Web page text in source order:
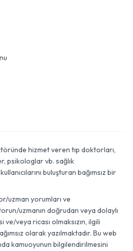
hizmet veren tıp doktorları,
psikologlar vb. sağlık
buluşturan bağımsız bir
uzman yorumları ve
uzmanın doğrudan veya dolaylı
veya ricası olmaksızın, ilgili
olarak yazılmaktadır. Bu web
kamuoyunun bilgilendirilmesini